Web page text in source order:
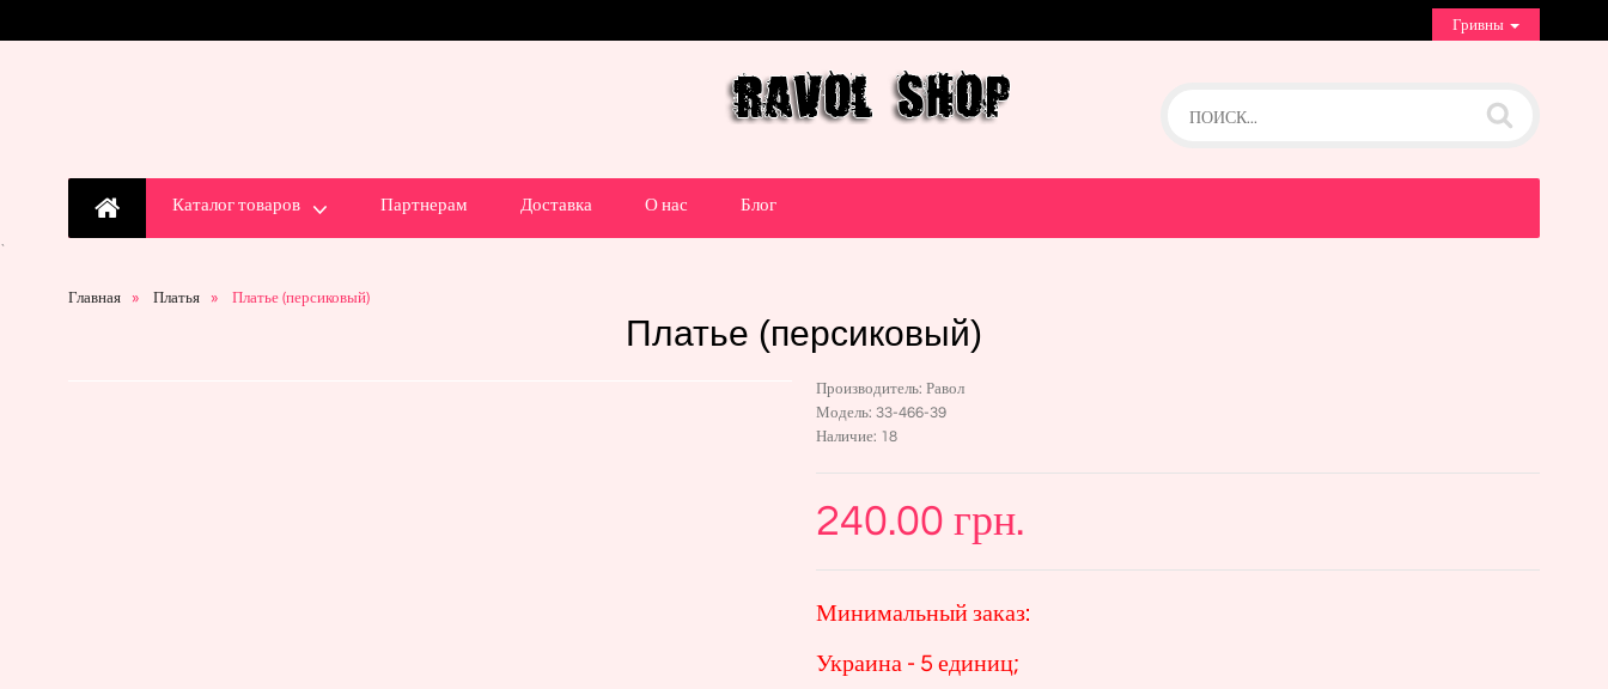
Гривны
Каталог товаров Партнерам Доставка О нас Блог
`
Главная Платья Платье (персиковый)
Платье (персиковый)
Производитель: Равол
Модель: 33-466-39
Наличие: 18
240.00 грн.
Минимальный заказ:
Украина - 5 единиц;